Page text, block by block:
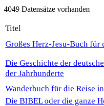
4049 Datensätze vorhanden
Titel
Großes Herz-Jesu-Buch
Die Geschichte der
der Jahrhunderte
Wanderbuch für die Reise
Die BIBEL oder die ganze